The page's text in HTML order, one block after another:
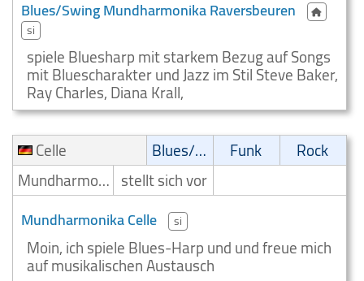
Blues/Swing Mundharmonika Raversbeuren
si
spiele Bluesharp mit starkem Bezug auf Songs
mit Bluescharakter und Jazz im Stil Steve Baker,
Ray Charles, Diana Krall,
Celle
Blues/Swing Funk
Rock
Mundharmonikaspieler stellt sich vor
Mundharmonika Celle si
Moin, ich spiele Blues-Harp und und freue mich
auf musikalischen Austausch